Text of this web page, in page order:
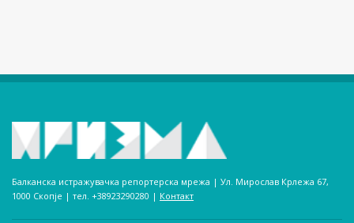
Балканска истражувачка репортерска мрежа | Ул. Мирослав Крлежа 67,
1000 Скопје | тел. +38923290280­ | Контакт